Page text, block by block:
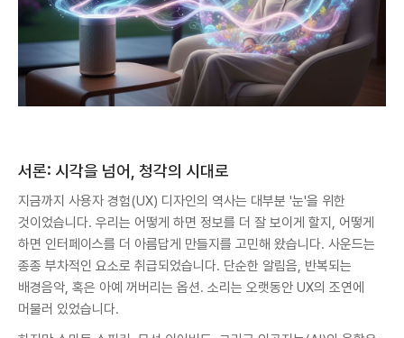
서론: 시각을 넘어, 청각의 시대로
지금까지 사용자 경험(UX) 디자인의 역사는 대부분 '눈'을 위한
것이었습니다. 우리는 어떻게 하면 정보를 더 잘 보이게 할지, 어떻게
하면 인터페이스를 더 아름답게 만들지를 고민해 왔습니다. 사운드는
종종 부차적인 요소로 취급되었습니다. 단순한 알림음, 반복되는
배경음악, 혹은 아예 꺼버리는 옵션. 소리는 오랫동안 UX의 조연에
머물러 있었습니다.